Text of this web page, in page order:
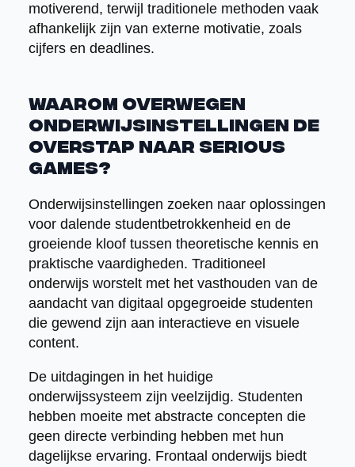
motiverend, terwijl traditionele methoden vaak
afhankelijk zijn van externe motivatie, zoals
cijfers en deadlines.
Waarom overwegen
onderwijsinstellingen de
overstap naar serious
games?
Onderwijsinstellingen zoeken naar oplossingen
voor dalende studentbetrokkenheid en de
groeiende kloof tussen theoretische kennis en
praktische vaardigheden. Traditioneel
onderwijs worstelt met het vasthouden van de
aandacht van digitaal opgegroeide studenten
die gewend zijn aan interactieve en visuele
content.
De uitdagingen in het huidige
onderwijssysteem zijn veelzijdig. Studenten
hebben moeite met abstracte concepten die
geen directe verbinding hebben met hun
dagelijkse ervaring. Frontaal onderwijs biedt